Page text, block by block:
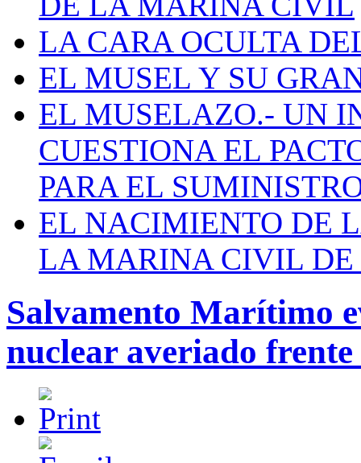
LA CARA OCULTA
EL MUSEL Y SU
EL MUSELAZO.- UN
CUESTIONA EL
PARA EL
EL NACIMIENTO DE
LA MARINA CIVIL DE
Salvamento Marítimo
nuclear averiado